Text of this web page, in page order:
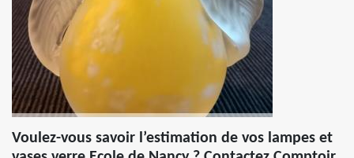
Voulez-vous savoir l’estimation de vos lampes et